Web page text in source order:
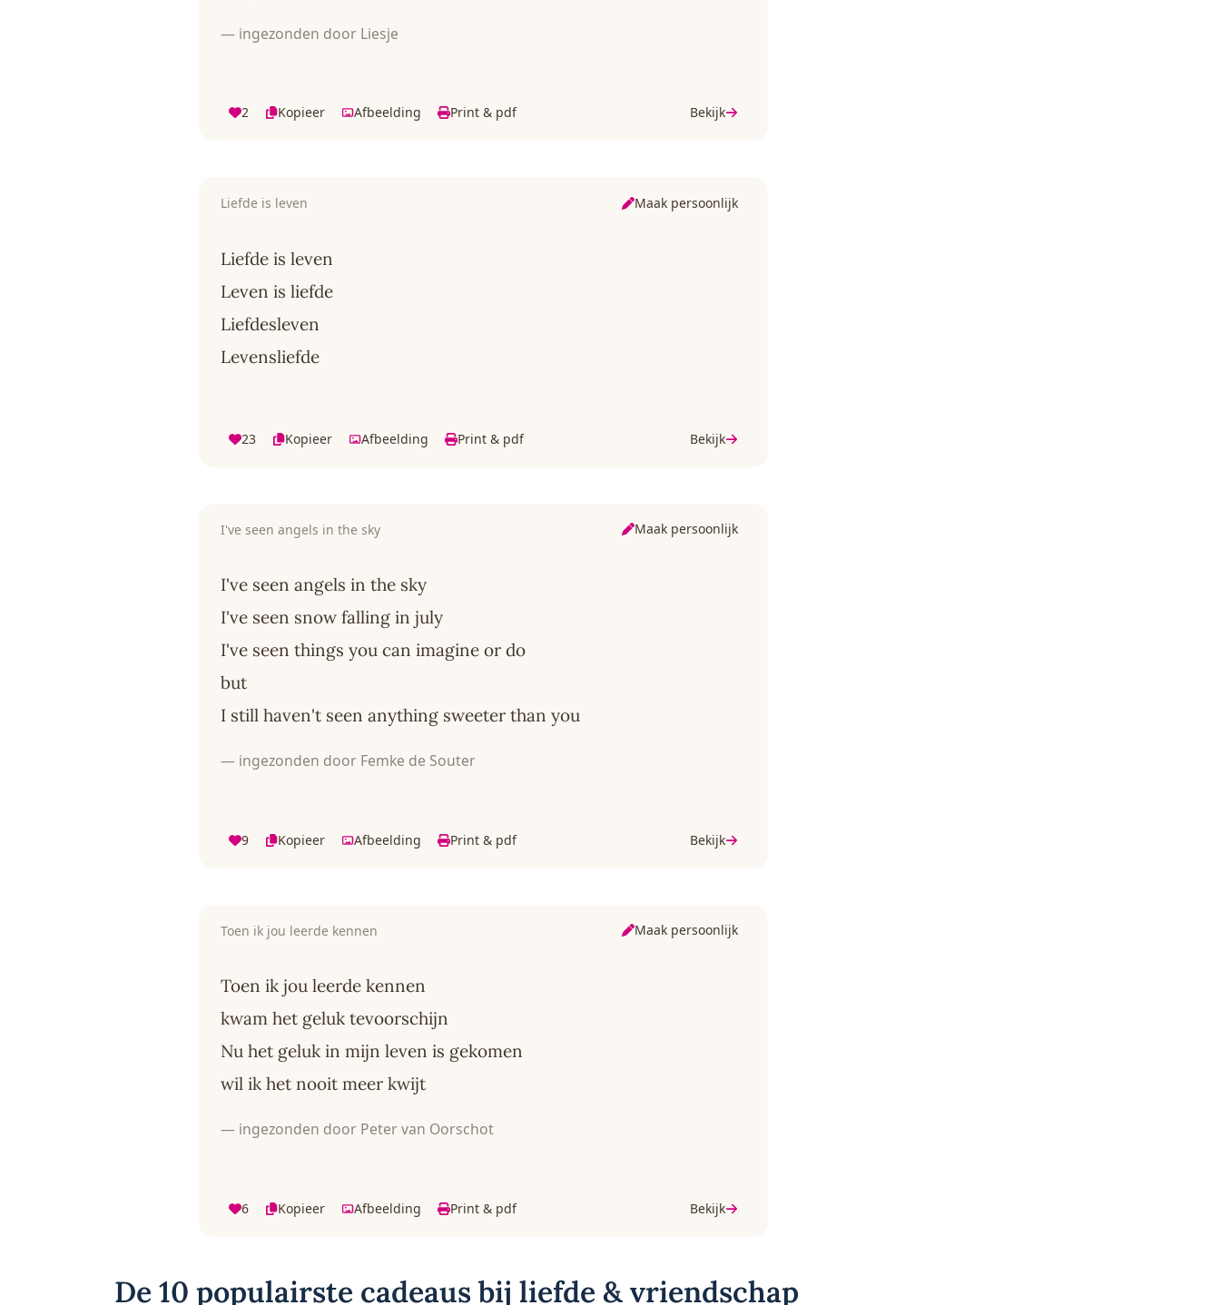
— ingezonden door Liesje
2 Kopieer Afbeelding Print & pdf Bekijk
Liefde is leven Maak persoonlijk
Liefde is leven
Leven is liefde
Liefdesleven
Levensliefde
23 Kopieer Afbeelding Print & pdf Bekijk
I've seen angels in the sky Maak persoonlijk
I've seen angels in the sky
I've seen snow falling in july
I've seen things you can imagine or do
but
I still haven't seen anything sweeter than you
— ingezonden door Femke de Souter
9 Kopieer Afbeelding Print & pdf Bekijk
Toen ik jou leerde kennen Maak persoonlijk
Toen ik jou leerde kennen
kwam het geluk tevoorschijn
Nu het geluk in mijn leven is gekomen
wil ik het nooit meer kwijt
— ingezonden door Peter van Oorschot
6 Kopieer Afbeelding Print & pdf Bekijk
De 10 populairste cadeaus bij liefde & vriendschap